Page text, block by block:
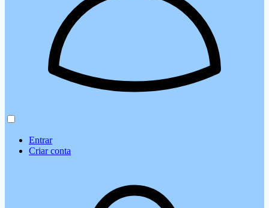
Entrar
Criar conta